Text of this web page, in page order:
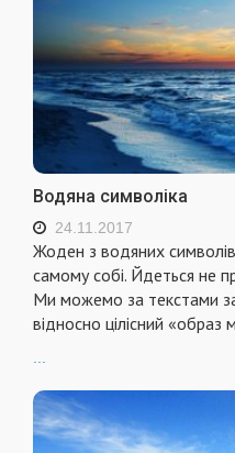
Водяна символіка
24.11.2017
Жоден з водяних
самому собі. Йдеться не
Ми можемо за текстами
відносно цілісний «образ